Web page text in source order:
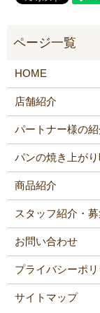
HOME
店舗紹介
パートナー様の紹
パンの焼き上が
商品紹介
スタッフ紹介・
お問い合わせ
プライバシーポ
サイトマップ